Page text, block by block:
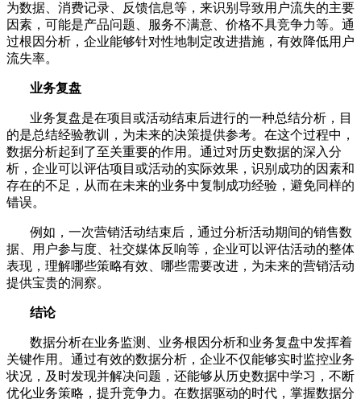
为数据、消费记录、反馈信息等，来识别导致用户流失的主要
因素，可能是产品问题、服务不满意、价格不具竞争力等。通
过根因分析，企业能够针对性地制定改进措施，有效降低用户
流失率。
业务复盘
业务复盘是在项目或活动结束后进行的一种总结分析，目
的是总结经验教训，为未来的决策提供参考。在这个过程中，
数据分析起到了至关重要的作用。通过对历史数据的深入分
析，企业可以评估项目或活动的实际效果，识别成功的因素和
存在的不足，从而在未来的业务中复制成功经验，避免同样的
错误。
例如，一次营销活动结束后，通过分析活动期间的销售数
据、用户参与度、社交媒体反响等，企业可以评估活动的整体
表现，理解哪些策略有效、哪些需要改进，为未来的营销活动
提供宝贵的洞察。
结论
数据分析在业务监测、业务根因分析和业务复盘中发挥着
关键作用。通过有效的数据分析，企业不仅能够实时监控业务
状况，及时发现并解决问题，还能够从历史数据中学习，不断
优化业务策略，提升竞争力。在数据驱动的时代，掌握数据分